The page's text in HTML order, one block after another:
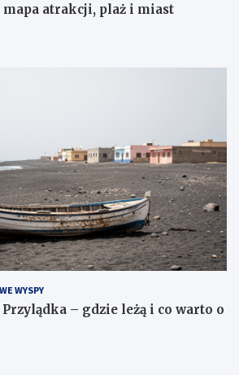
mapa atrakcji, plaż i miast
WYSPY
– gdzie leżą i co warto o